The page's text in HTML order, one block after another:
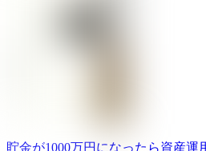
貯金が1000万円になったら資産運